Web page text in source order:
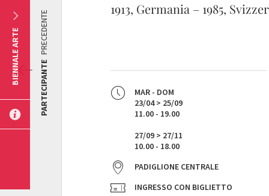
1913, Germania – 1985,
MAR - DOM
23/04 > 25/09
11.00 - 19.00
27/09 > 27/11
10.00 - 18.00
PADIGLIONE CENTRALE
INGRESSO CON BIGLIETTO
PARTECIPANTE
PRECEDENTE
BIENNALE ARTE